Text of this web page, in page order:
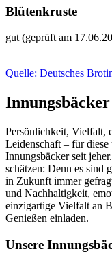
Blütenkruste
gut (geprüft am
Quelle: Deutsches
Persönlichkeit, Vielfalt,
Leidenschaft – für diese
Innungsbäcker seit
schätzen: Denn es sind
in Zukunft immer
und Nachhaltigkeit,
einzigartige Vielfalt an
Genießen einladen.
Unsere